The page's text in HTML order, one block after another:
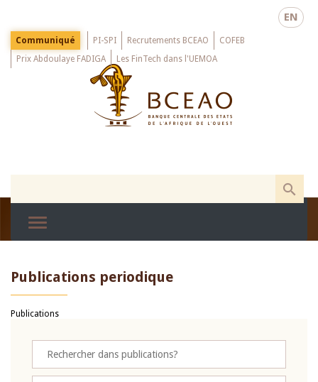
main
EN
Menu
Top
Communiqué PI-SPI Recrutements BCEAO
COFEB
Prix Abdoulaye FADIGA
Les FinTech dans l'UEMOA
Publications periodique
Publications